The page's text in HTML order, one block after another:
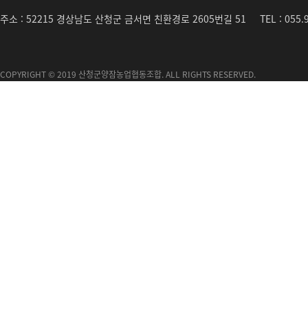
주소 : 52215 경상남도 산청군 금서면 친환경로 2605번길 51 TEL :
COPYRIGHT © 2019 산청군양잠농업협동조합. ALL RIGHTS RESERVED.